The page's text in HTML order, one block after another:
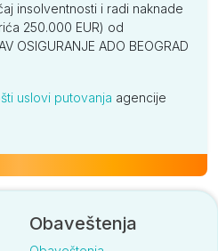
insolventnosti i radi naknade
250.000 EUR) od
OSIGURANJE ADO BEOGRAD
uslovi putovanja agencije
Obaveštenja